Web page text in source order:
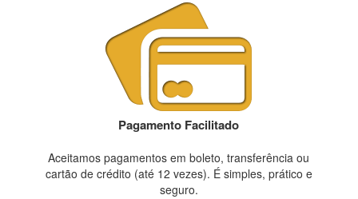
Pagamento Facilitado
Aceitamos pagamentos em boleto, transferência ou
cartão de crédito (até 12 vezes). É simples, prático e
seguro.